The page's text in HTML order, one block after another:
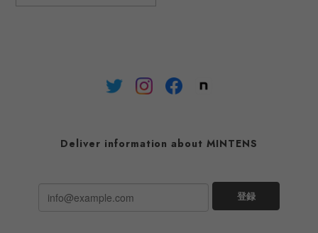
Deliver information about MINTENS
登録